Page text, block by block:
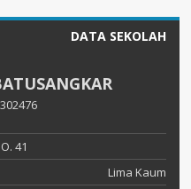
DATA SEKOLAH
41
Lima Kaum